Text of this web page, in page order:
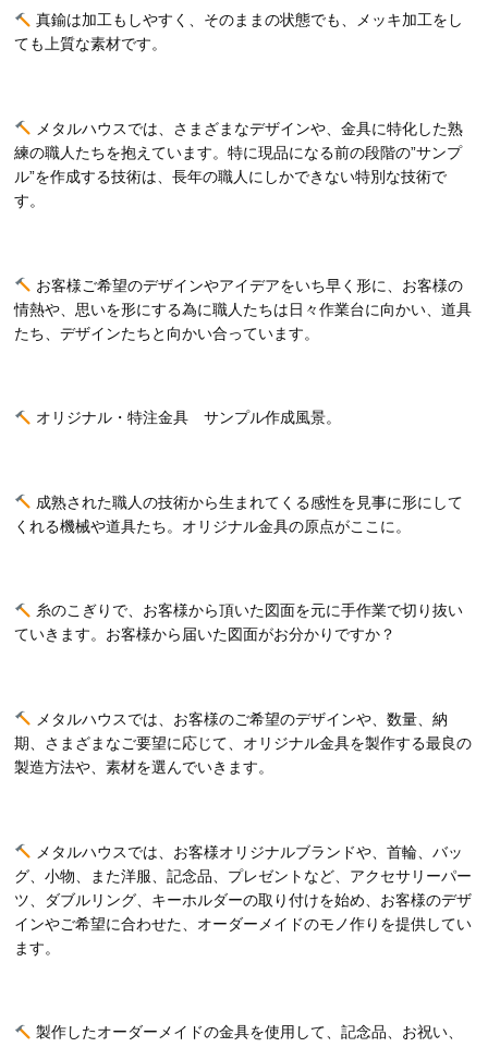
真鍮は加工もしやすく、そのままの状態でも、メッキ加工をし
ても上質な素材です。
メタルハウスでは、さまざまなデザインや、金具に特化した熟
練の職人たちを抱えています。特に現品になる前の段階の”サンプ
ル”を作成する技術は、長年の職人にしかできない特別な技術で
す。
お客様ご希望のデザインやアイデアをいち早く形に、お客様の
情熱や、思いを形にする為に職人たちは日々作業台に向かい、道具
たち、デザインたちと向かい合っています。
オリジナル・特注金具 サンプル作成風景。
成熟された職人の技術から生まれてくる感性を見事に形にして
くれる機械や道具たち。オリジナル金具の原点がここに。
糸のこぎりで、お客様から頂いた図面を元に手作業で切り抜い
ていきます。お客様から届いた図面がお分かりですか？
メタルハウスでは、お客様のご希望のデザインや、数量、納
期、さまざまなご要望に応じて、オリジナル金具を製作する最良の
製造方法や、素材を選んでいきます。
メタルハウスでは、お客様オリジナルブランドや、首輪、バッ
グ、小物、また洋服、記念品、プレゼントなど、アクセサリーパー
ツ、ダブルリング、キーホルダーの取り付けを始め、お客様のデザ
インやご希望に合わせた、オーダーメイドのモノ作りを提供してい
ます。
製作したオーダーメイドの金具を使用して、記念品、お祝い、